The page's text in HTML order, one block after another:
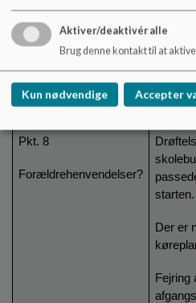
Pkt. 8
Forældrehenvendelser?
starten.
Der er
Fejring
Aktiver/deaktivér alle
Brug denne kontakt til at
Kun nødvendige Accepter